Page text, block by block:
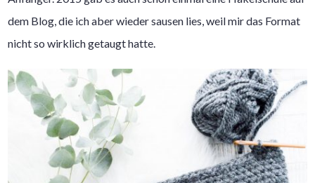
dem Blog, die ich aber wieder sausen lies, weil mir das Format
nicht so wirklich getaugt hatte.